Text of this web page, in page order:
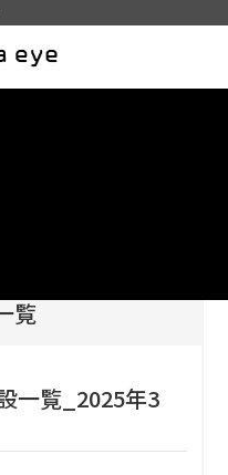
覧
一覧_2025年3